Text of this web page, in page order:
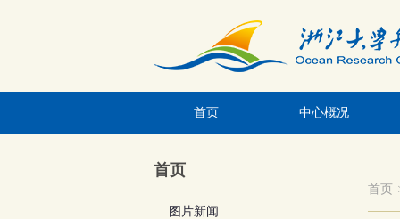
首页 中心概况
首页
图片新闻
首页